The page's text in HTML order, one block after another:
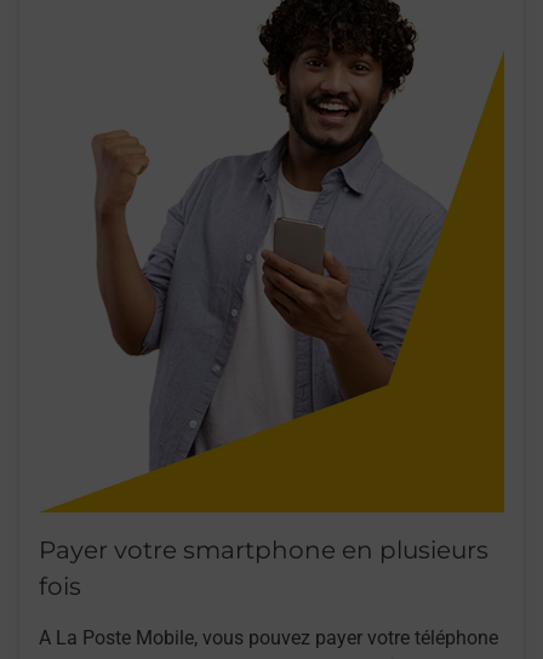
Payer votre smartphone en plusieurs
fois
A La Poste Mobile, vous pouvez payer votre téléphone